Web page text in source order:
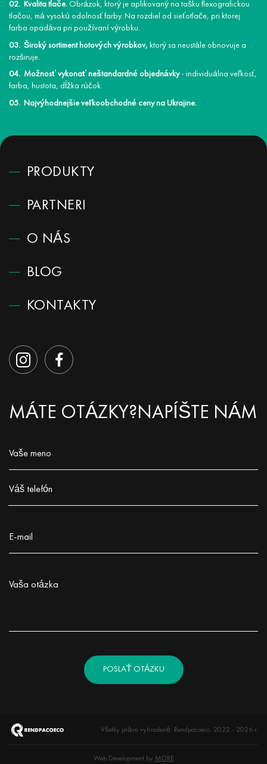
Kvalita tlače.Obrázok, ktorý je aplikovaný na tašku flexografickou
tlačou, má vysokú odolnosť farby. Na rozdiel od sieťotlače, pri ktorej
farba opadáva pri používaní výrobku.
Široký sortiment hotových výrobkov, ktorý sa neustále obnovuje a
rozširuje.
Možnosť vykonať neštandardné objednávky- individuálna veľkosť,
farba, hustota, dĺžka rúčok.
Najvýhodnejšie veľkoobchodné ceny na Ukrajine.
PRODUKTY
PARTNERI
O NÁS
BLOG
KONTAKTY
MÁTE OTÁZKY? NAPÍŠTE NÁM
Vaše meno
Váš telefón
E-mail
Vaša otázka
POSLAŤ OTÁZKU
Všetky práva vyhradené. Rendpacoeco. 2022 - 2026 r.
Web Development by MORE